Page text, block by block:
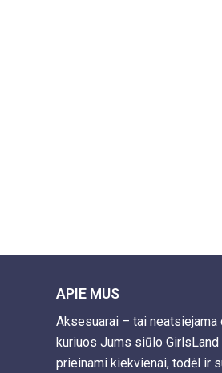
APIE MUS
Aksesuarai – tai
kuriuos Jums siūlo
prieinami kiekvienai, todėl ir